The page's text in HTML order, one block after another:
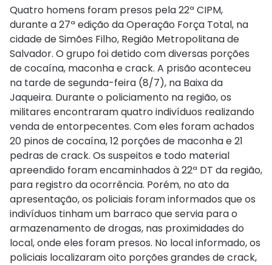
Quatro homens foram presos pela 22ª CIPM,
durante a 27ª edição da Operação Força Total, na
cidade de Simões Filho, Região Metropolitana de
Salvador. O grupo foi detido com diversas porções
de cocaína, maconha e crack. A prisão aconteceu
na tarde de segunda-feira (8/7), na Baixa da
Jaqueira. Durante o policiamento na região, os
militares encontraram quatro indivíduos realizando
venda de entorpecentes. Com eles foram achados
20 pinos de cocaína, 12 porções de maconha e 21
pedras de crack. Os suspeitos e todo material
apreendido foram encaminhados à 22ª DT da região,
para registro da ocorrência. Porém, no ato da
apresentação, os policiais foram informados que os
indivíduos tinham um barraco que servia para o
armazenamento de drogas, nas proximidades do
local, onde eles foram presos. No local informado, os
policiais localizaram oito porções grandes de crack,